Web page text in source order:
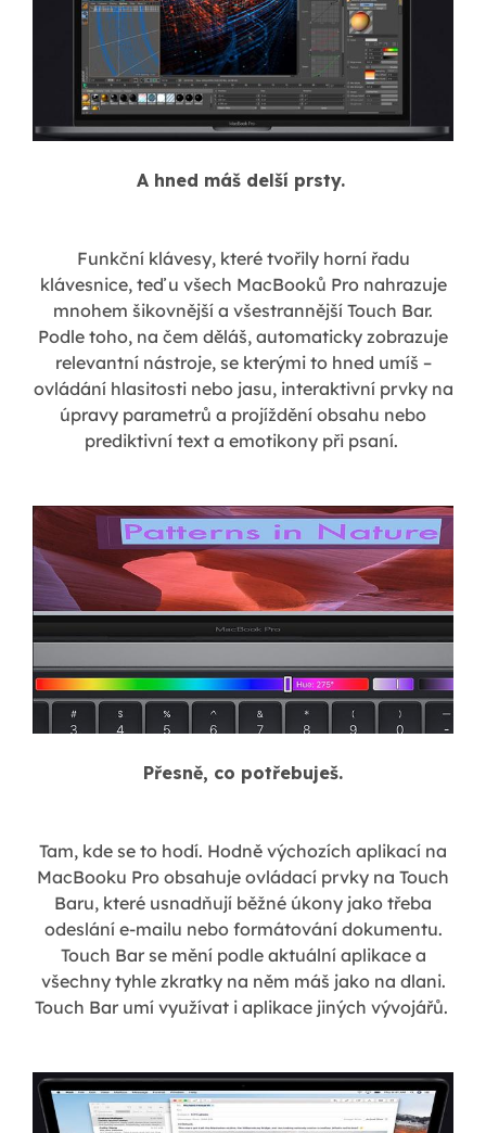
A hned máš delší prsty.
Funkční klávesy, které tvořily horní řadu
klávesnice, teď u všech MacBooků Pro nahrazuje
mnohem šikovnější a všestrannější Touch Bar.
Podle toho, na čem děláš, automaticky zobrazuje
relevantní nástroje, se kterými to hned umíš –
ovládání hlasitosti nebo jasu, interaktivní prvky na
úpravy parametrů a projíždění obsahu nebo
prediktivní text a emotikony při psaní.
Přesně, co potřebuješ.
Tam, kde se to hodí. Hodně výchozích aplikací na
MacBooku Pro obsahuje ovládací prvky na Touch
Baru, které usnadňují běžné úkony jako třeba
odeslání e-mailu nebo formátování dokumentu.
Touch Bar se mění podle aktuální aplikace a
všechny tyhle zkratky na něm máš jako na dlani.
Touch Bar umí využívat i aplikace jiných vývojářů.